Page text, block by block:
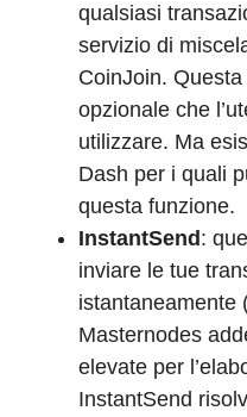
qualsiasi
servizio di
CoinJoin.
opzionale che
utilizzare. Ma
Dash per i quali
questa funzione.
InstantSend :
inviare le tue
istantaneamente
Masternodes
elevate per
InstantSend